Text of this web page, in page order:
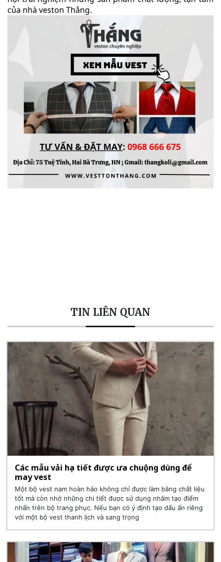
của nhà veston Thắng.
TIN LIÊN QUAN
Các mẫu vải họa tiết được ưa chuộng dùng để
may vest
Một bộ vest nam hoàn hảo không chỉ được làm bằng chất liệu
tốt mà còn nhờ những chi tiết được sử dụng nhằm tạo điểm
nhấn trên bộ trang phục. Nếu bạn có ý định tạo dấu ấn riêng
với một bộ vest thanh lịch và sang trọng